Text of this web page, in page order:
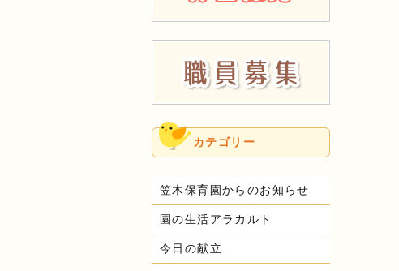
カテゴリー
笠木保育園からのお知らせ
園の生活アラカルト
今日の献立